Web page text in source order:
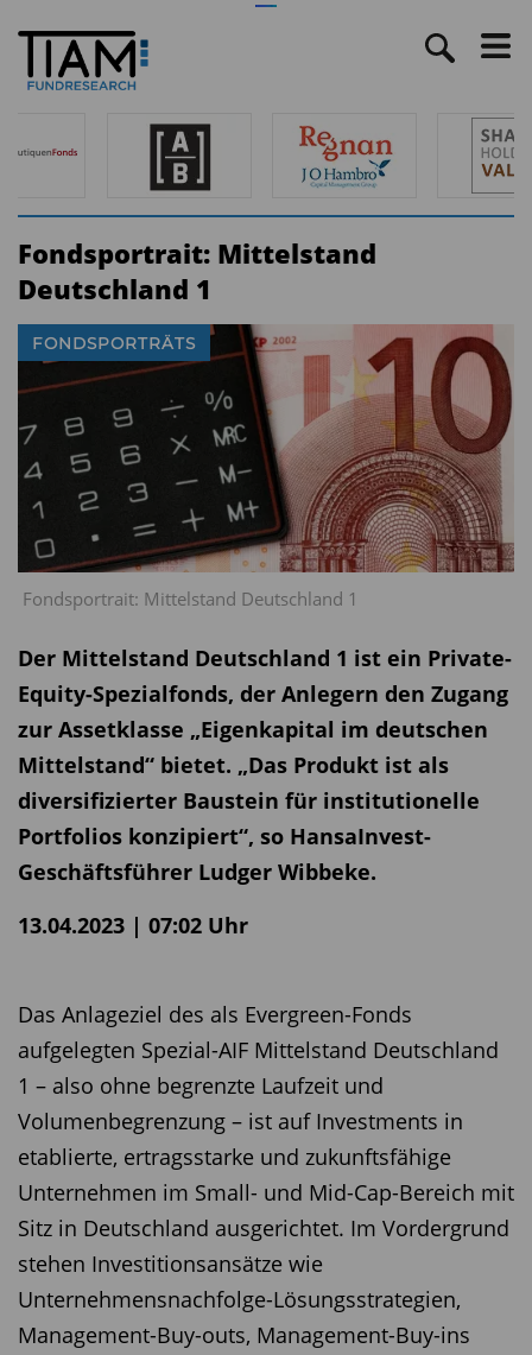
Fondsportrait: Mittelstand
Deutschland 1
Fondsportrait: Mittelstand Deutschland 1
FONDSPORTRÄTS
Der Mittelstand Deutschland 1 ist ein Private-
Equity-Spezialfonds, der Anlegern den Zugang
zur Assetklasse „Eigenkapital im deutschen
Mittelstand“ bietet. „Das Produkt ist als
diversifizierter Baustein für institutionelle
Portfolios konzipiert“, so HansaInvest-
Geschäftsführer Ludger Wibbeke.
13.04.2023 | 07:02 Uhr
Das Anlageziel des als Evergreen-Fonds
aufgelegten Spezial-AIF Mittelstand Deutschland
1 – also ohne begrenzte Laufzeit und
Volumenbegrenzung – ist auf Investments in
etablierte, ertragsstarke und zukunftsfähige
Unternehmen im Small- und Mid-Cap-Bereich mit
Sitz in Deutschland ausgerichtet. Im Vordergrund
stehen Investitionsansätze wie
Unternehmensnachfolge-­Lösungsstrategien,
Management-Buy-outs, Management-Buy-ins